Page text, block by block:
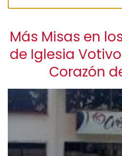
Más Misas en
de Iglesia
Corazón